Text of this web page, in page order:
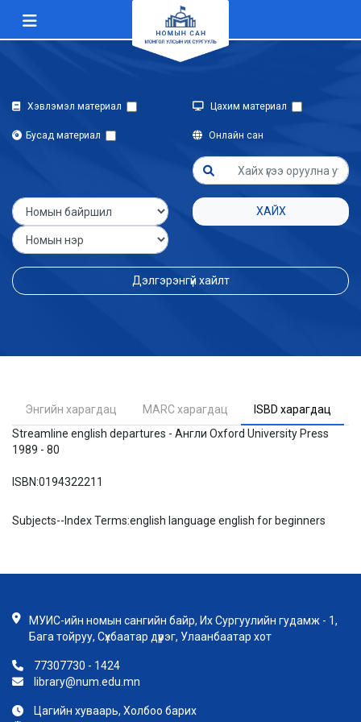
Хэвлэмэл материал Цахим материал
Бусад материал Онлайн сан
ХАЙХ
Дэлгэрэнгүй хайлт
Энгийн харагдац MARC харагдац
ISBD харагдац
Streamline english departures - Англи Oxford University Press
1989 - 80
ISBN:0194322211
Subjects--Index Terms:english language english for beginners
МУИС-ийн номын сангийн байр, Их Сургуулийн гудамж - 1,
Бага тойруу, Сүхбаатар дүүрэг, Улаанбаатар хот
77307730 - 1424
library@num.edu.mn
Цагийн хуваарь, Холбоо барих